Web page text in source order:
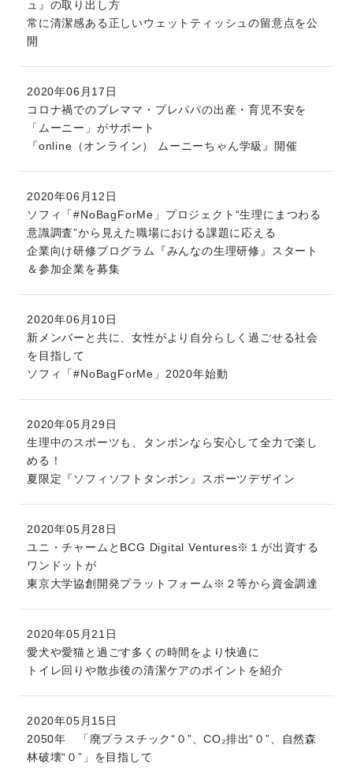
ュ』の取り出し方
常に清潔感ある正しいウェットティッシュの留意点を公
開
2020年06月17日
コロナ禍でのプレママ・プレパパの出産・育児不安を
「ムーニー」がサポート
『online（オンライン） ムーニーちゃん学級』開催
2020年06月12日
ソフィ「#NoBagForMe」プロジェクト“生理にまつわる
意識調査”から見えた職場における課題に応える
企業向け研修プログラム『みんなの生理研修』スタート
＆参加企業を募集
2020年06月10日
新メンバーと共に、女性がより自分らしく過ごせる社会
を目指して
ソフィ「#NoBagForMe」2020年始動
2020年05月29日
生理中のスポーツも、タンポンなら安心して全力で楽し
める！
夏限定『ソフィソフトタンポン』スポーツデザイン
2020年05月28日
ユニ・チャームとBCG Digital Ventures※１が出資する
ワンドットが
東京大学協創開発プラットフォーム※２等から資金調達
2020年05月21日
愛犬や愛猫と過ごす多くの時間をより快適に
トイレ回りや散歩後の清潔ケアのポイントを紹介
2020年05月15日
2050年 「廃プラスチック“０”、CO₂排出“０”、自然森
林破壊“０”」を目指して